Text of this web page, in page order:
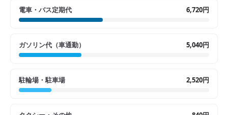
電車・バス定期代 6,720円
ガソリン代（車通勤） 5,040円
駐輪場・駐車場 2,520円